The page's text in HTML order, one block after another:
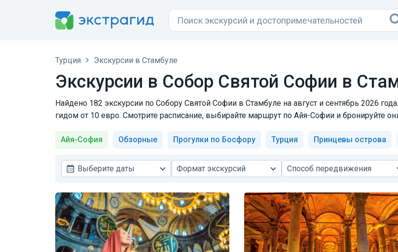
Турция Экскурсии в Стамбуле
Экскурсии в Собор Святой Софии в
Найдено 182 экскурсии по Собору Святой Софии в Стамбуле на август и сентябрь 2026
гидом от 10 евро. Смотрите расписание, выбирайте маршрут по Айя-Софии и бронируйте
Айя-София Обзорные Прогулки по Босфору Турция Принцевы острова
Выберите даты Формат экскурсий Способ передвижения